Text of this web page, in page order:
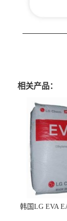
相关产品：
韩国LG EVA